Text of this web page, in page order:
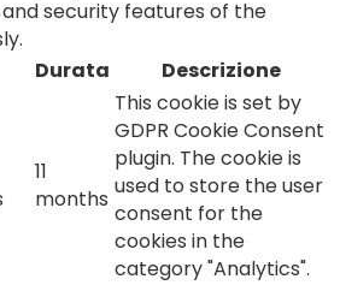
security features of the
Durata Descrizione
11
months
This cookie is set by
GDPR Cookie Consent
plugin. The cookie is
used to store the user
consent for the
cookies in the
category "Analytics".